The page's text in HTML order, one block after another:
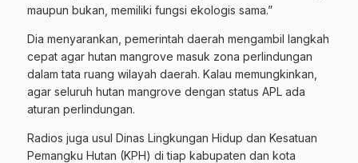
maupun bukan, memiliki fungsi ekologis sama.”
Dia menyarankan, pemerintah daerah mengambil langkah
cepat agar hutan mangrove masuk zona perlindungan
dalam tata ruang wilayah daerah. Kalau memungkinkan,
agar seluruh hutan mangrove dengan status APL ada
aturan perlindungan.
Radios juga usul Dinas Lingkungan Hidup dan Kesatuan
Pemangku Hutan (KPH) di tiap kabupaten dan kota